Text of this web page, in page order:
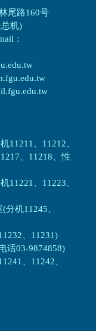
尾路160号
机)
：
11211、11212、
、11218、性
11221、11223、
分机11245、
、11231)
话03-9874858)
、11242、